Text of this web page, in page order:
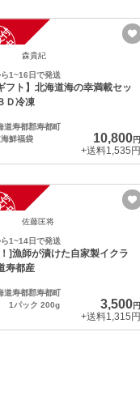
森貴紀
1~16日で発送
フト】北海道海の幸満載セッ
Ｄ冷凍
道寿都郡寿都町
鮮福袋
10,800円
+送料1,535円
佐藤匡将
1~14日で発送
]漁師が漬けた自家製イクラ
寿都産
道寿都郡寿都町
1パック 200g
3,500円
+送料1,315円